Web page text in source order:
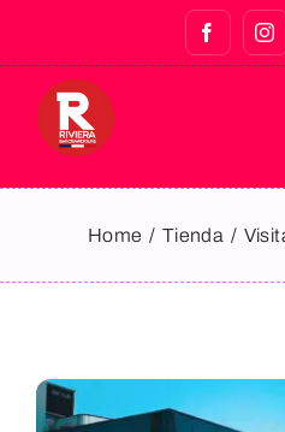
RECORRIDOS A PIE
Home Tienda